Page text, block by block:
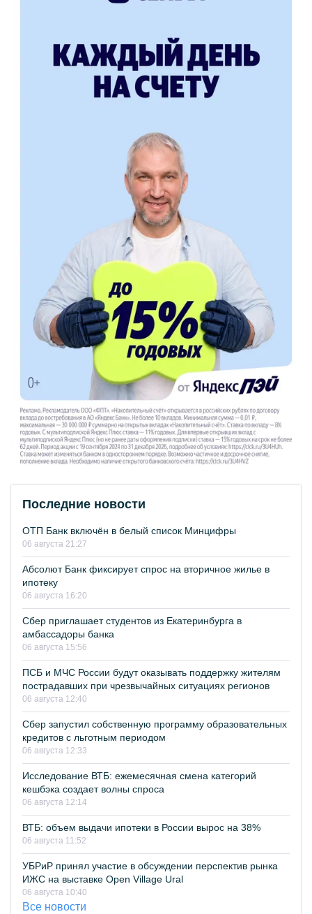
Последние новости
ОТП Банк включён в белый список Минцифры
06 августа 21:27
Абсолют Банк фиксирует спрос на вторичное жилье в
ипотеку
06 августа 16:20
Сбер приглашает студентов из Екатеринбурга в
амбассадоры банка
06 августа 15:56
ПСБ и МЧС России будут оказывать поддержку жителям
пострадавших при чрезвычайных ситуациях регионов
06 августа 12:40
Сбер запустил собственную программу образовательных
кредитов с льготным периодом
06 августа 12:33
Исследование ВТБ: ежемесячная смена категорий
кешбэка создает волны спроса
06 августа 12:14
ВТБ: объем выдачи ипотеки в России вырос на 38%
06 августа 11:52
УБРиР принял участие в обсуждении перспектив рынка
ИЖС на выставке Open Village Ural
06 августа 10:40
Все новости